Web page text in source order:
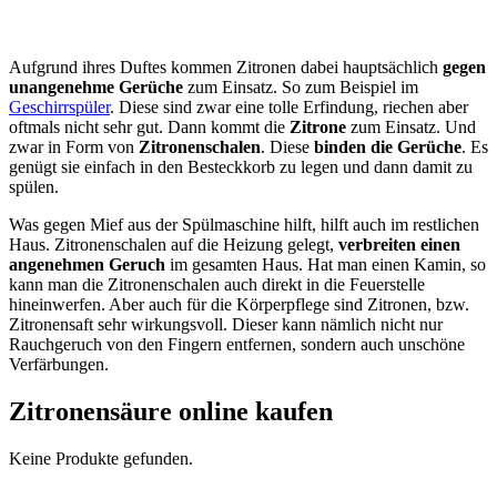
Aufgrund ihres Duftes kommen Zitronen dabei hauptsächlich gegen
unangenehme Gerüche zum Einsatz. So zum Beispiel im
Geschirrspüler. Diese sind zwar eine tolle Erfindung, riechen aber
oftmals nicht sehr gut. Dann kommt die Zitrone zum Einsatz. Und
zwar in Form von Zitronenschalen. Diese binden die Gerüche. Es
genügt sie einfach in den Besteckkorb zu legen und dann damit zu
spülen.
Was gegen Mief aus der Spülmaschine hilft, hilft auch im restlichen
Haus. Zitronenschalen auf die Heizung gelegt, verbreiten einen
angenehmen Geruch im gesamten Haus. Hat man einen Kamin, so
kann man die Zitronenschalen auch direkt in die Feuerstelle
hineinwerfen. Aber auch für die Körperpflege sind Zitronen, bzw.
Zitronensaft sehr wirkungsvoll. Dieser kann nämlich nicht nur
Rauchgeruch von den Fingern entfernen, sondern auch unschöne
Verfärbungen.
Zitronensäure online kaufen
Keine Produkte gefunden.